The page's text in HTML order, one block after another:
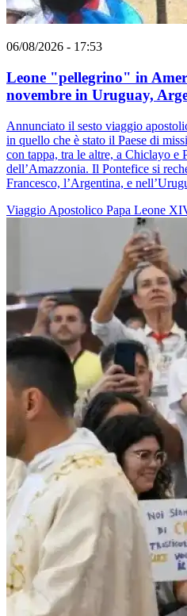
06/08/2026 - 17:53
Leone "pellegrino" in
novembre in Uruguay,
Annunciato il sesto viaggio
in quello che è stato il Paese di
con tappa, tra le altre, a Chiclayo e
dell’Amazzonia. Il Pontefice si
Francesco, l’Argentina, e
Viaggio Apostolico Papa Leone